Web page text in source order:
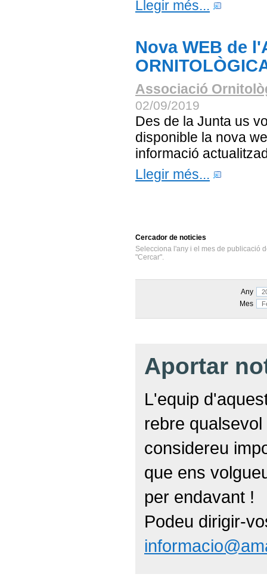
Llegir més...
Nova WEB de
Associació
02/09/2019
Des de la Junta us
disponible la nova
informació
Llegir més...
Cercador de noticies
Selecciona l'any i el mes de publicació
"Cercar".
Any
Mes
Aportar
L'equip
rebre
considereu
que ens
per endavant !
Podeu dirigir-